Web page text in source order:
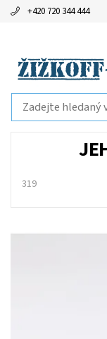
+420 720 344 444
319